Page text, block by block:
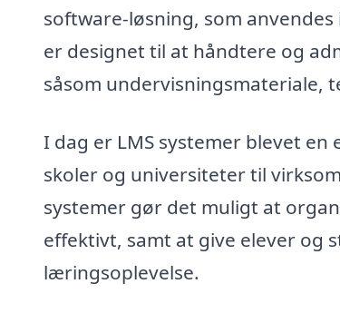
software-løsning, som
er designet til at håndtere og
såsom undervisningsmateriale,
I dag er LMS systemer blevet
skoler og universiteter til
systemer gør det muligt at
effektivt, samt at give elever og
læringsoplevelse.